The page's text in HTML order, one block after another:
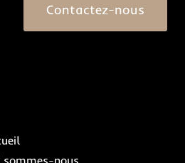
Contactez-nous
sommes-nous